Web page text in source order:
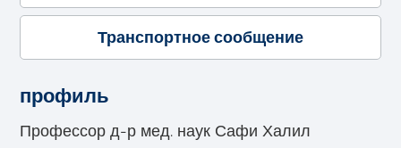
Транспортное сообщение
профиль
Профессор д-р мед. наук Сафи Халил